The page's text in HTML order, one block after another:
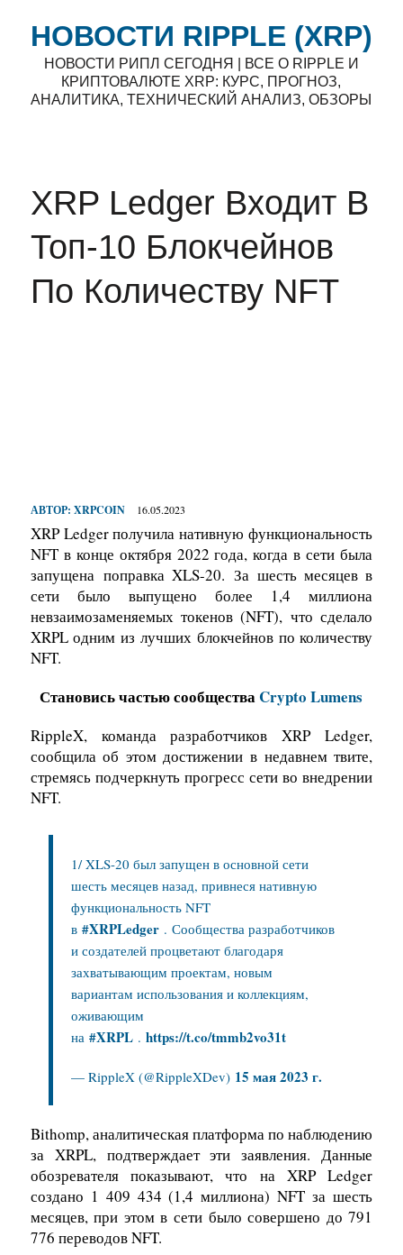
НОВОСТИ RIPPLE (XRP)
НОВОСТИ РИПЛ СЕГОДНЯ | ВСЕ О RIPPLE И
КРИПТОВАЛЮТЕ XRP: КУРС, ПРОГНОЗ,
АНАЛИТИКА, ТЕХНИЧЕСКИЙ АНАЛИЗ, ОБЗОРЫ
XRP Ledger Входит В
Топ-10 Блокчейнов
По Количеству NFT
АВТОР: XRPCOIN 16.05.2023
XRP Ledger получила нативную функциональность
NFT в конце октября 2022 года, когда в сети была
запущена поправка XLS-20. За шесть месяцев в
сети было выпущено более 1,4 миллиона
невзаимозаменяемых токенов (NFT), что сделало
XRPL одним из лучших блокчейнов по количеству
NFT.
Становись частью сообществаCrypto Lumens
RippleX, команда разработчиков XRP Ledger,
сообщила об этом достижении в недавнем твите,
стремясь подчеркнуть прогресс сети во внедрении
NFT.
1/ XLS-20 был запущен в основной сети
шесть месяцев назад, привнеся нативную
функциональность NFT
в #XRPLedger. Сообщества разработчиков
и создателей процветают благодаря
захватывающим проектам, новым
вариантам использования и коллекциям,
оживающим
на #XRPL. https://t.co/tmmb2vo31t
— RippleX (@RippleXDev) 15 мая 2023 г.
Bithomp, аналитическая платформа по наблюдению
за XRPL, подтверждает эти заявления. Данные
обозревателя показывают, что на XRP Ledger
создано 1 409 434 (1,4 миллиона) NFT за шесть
месяцев, при этом в сети было совершено до 791
776 переводов NFT.